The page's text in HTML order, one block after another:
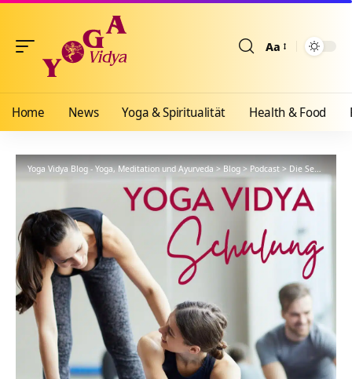
Aa
Home News Yoga & Spiritualität Health & Food
Yoga Vidya Blog - Yoga, Meditation und Ayurveda>Blog>Podcast>Die Sechs Yoga Wege – YVS002